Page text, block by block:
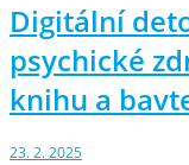
Digitální
psychické
knihu a
23. 2. 2025